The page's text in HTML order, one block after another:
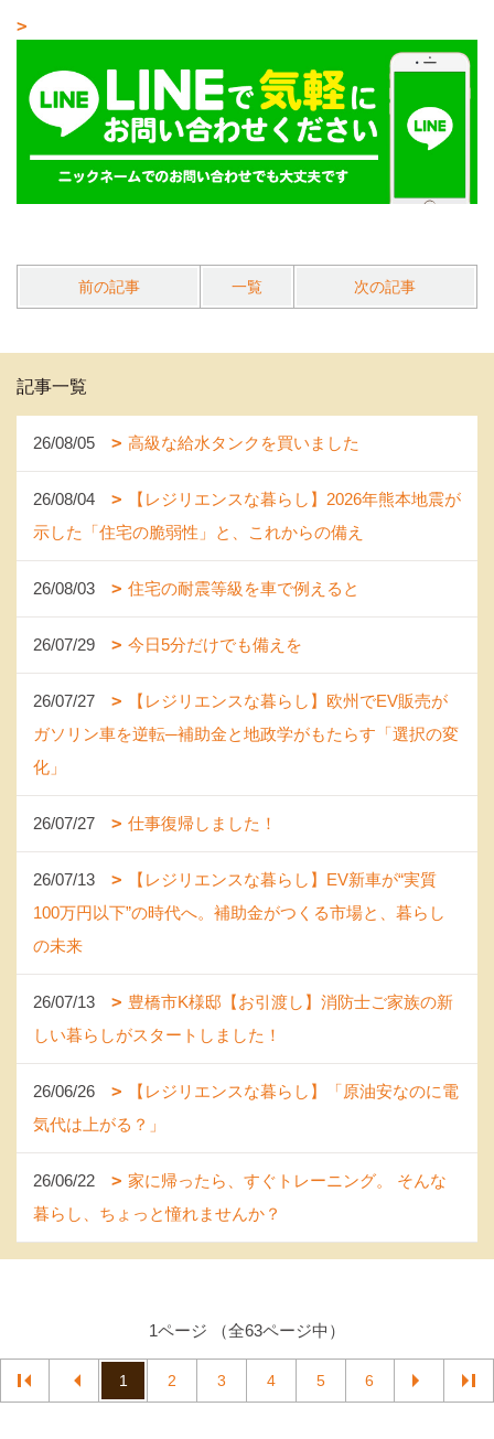
前の記事 一覧 次の記事
記事一覧
26/08/05 高級な給水タンクを買いました
26/08/04
【レジリエンスな暮らし】2026年熊本地震が
示した「住宅の脆弱性」と、これからの備え
26/08/03 住宅の耐震等級を車で例えると
26/07/29 今日5分だけでも備えを
26/07/27
【レジリエンスな暮らし】欧州でEV販売が
ガソリン車を逆転─補助金と地政学がもたらす「選択の変
化」
26/07/27 仕事復帰しました！
26/07/13
【レジリエンスな暮らし】EV新車が“実質
100万円以下”の時代へ。補助金がつくる市場と、暮らし
の未来
26/07/13
豊橋市K様邸【お引渡し】消防士ご家族の新
しい暮らしがスタートしました！
26/06/26
【レジリエンスな暮らし】「原油安なのに電
気代は上がる？」
26/06/22
家に帰ったら、すぐトレーニング。 そんな
暮らし、ちょっと憧れませんか？
1ページ （全63ページ中）
1 2 3 4 5 6